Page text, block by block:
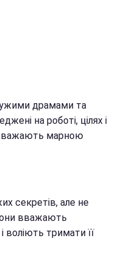
драмами та
на роботі, цілях і
вважають марною
секретів, але не
вважають
воліють тримати її